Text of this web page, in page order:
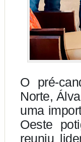
O pré-
Norte,
uma
Oeste
reuniu